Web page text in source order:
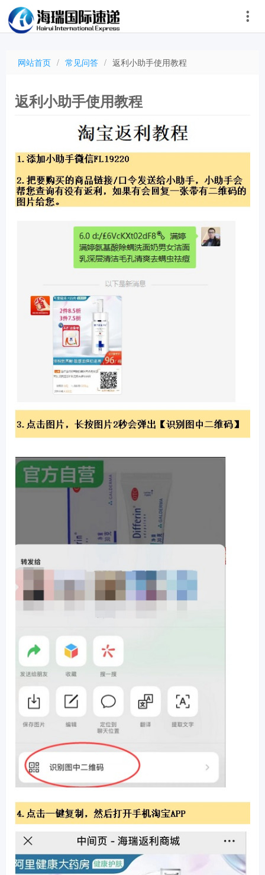
网站首页 / 常见问答 / 返利小助手使用教程
返利小助手使用教程